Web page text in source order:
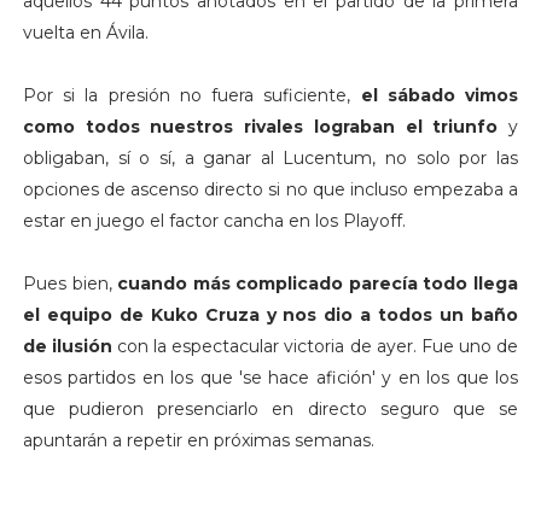
vuelta en Ávila.
Por si la presión no fuera suficiente, el sábado vimos
como todos nuestros rivales lograban el triunfo y
obligaban, sí o sí, a ganar al Lucentum, no solo por las
opciones de ascenso directo si no que incluso empezaba a
estar en juego el factor cancha en los Playoff.
Pues bien, cuando más complicado parecía todo llega
el equipo de Kuko Cruza y nos dio a todos un baño
de ilusión con la espectacular victoria de ayer. Fue uno de
esos partidos en los que 'se hace afición' y en los que los
que pudieron presenciarlo en directo seguro que se
apuntarán a repetir en próximas semanas.